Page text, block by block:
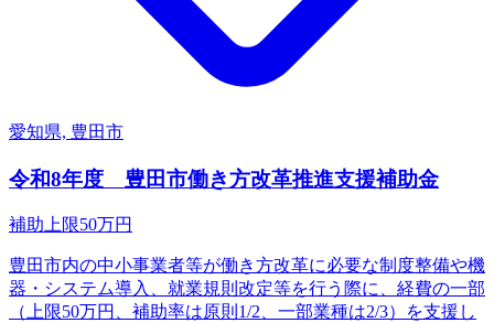
愛知県, 豊田市
令和8年度 豊田市働き方改革推進支援補助金
補助上限50万円
豊田市内の中小事業者等が働き方改革に必要な制度整備や機
器・システム導入、就業規則改定等を行う際に、経費の一部
（上限50万円、補助率は原則1/2、一部業種は2/3）を支援し